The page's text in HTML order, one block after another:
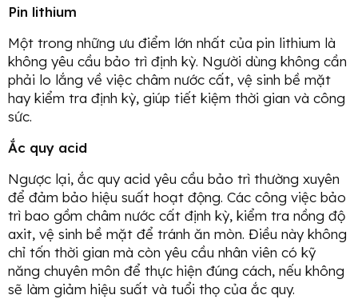
Pin lithium
Một trong những ưu điểm lớn nhất của pin lithium là
không yêu cầu bảo trì định kỳ. Người dùng không cần
phải lo lắng về việc châm nước cất, vệ sinh bề mặt
hay kiểm tra định kỳ, giúp tiết kiệm thời gian và công
sức.
Ắc quy acid
Ngược lại, ắc quy acid yêu cầu bảo trì thường xuyên
để đảm bảo hiệu suất hoạt động. Các công việc bảo
trì bao gồm châm nước cất định kỳ, kiểm tra nồng độ
axit, vệ sinh bề mặt để tránh ăn mòn. Điều này không
chỉ tốn thời gian mà còn yêu cầu nhân viên có kỹ
năng chuyên môn để thực hiện đúng cách, nếu không
sẽ làm giảm hiệu suất và tuổi thọ của ắc quy.